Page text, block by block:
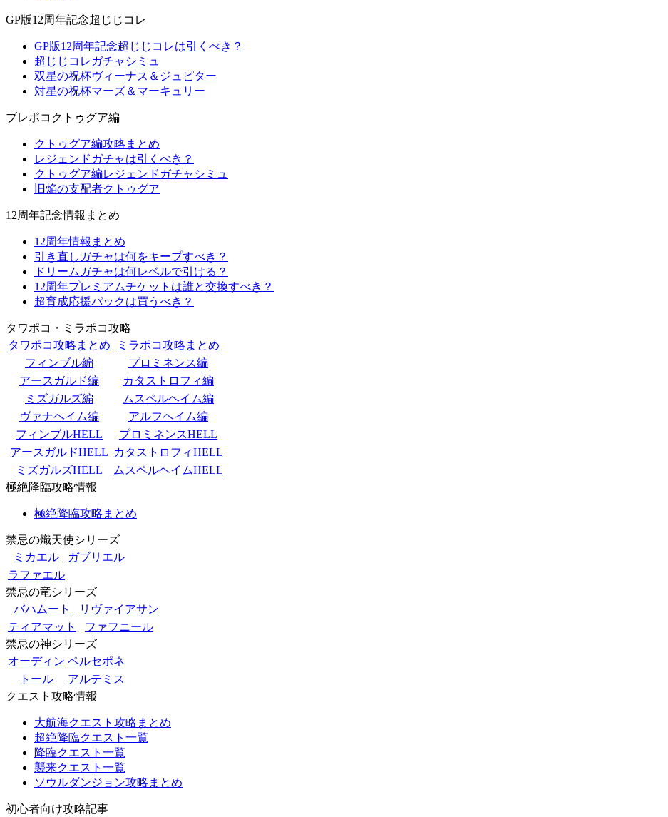
GP版12周年記念超じじコレ
GP版12周年記念超じじコレは引くべき？
超じじコレガチャシミュ
双星の祝杯ヴィーナス＆ジュピター
対星の祝杯マーズ＆マーキュリー
ブレポコクトゥグア編
クトゥグア編攻略まとめ
レジェンドガチャは引くべき？
クトゥグア編レジェンドガチャシミュ
旧焔の支配者クトゥグア
12周年記念情報まとめ
12周年情報まとめ
引き直しガチャは何をキープすべき？
ドリームガチャは何レベルで引ける？
12周年プレミアムチケットは誰と交換すべき？
超育成応援パックは買うべき？
タワポコ・ミラポコ攻略
タワポコ攻略まとめ
ミラポコ攻略まとめ
フィンブル編
プロミネンス編
アースガルド編
カタストロフィ編
ミズガルズ編
ムスペルヘイム編
ヴァナヘイム編
アルフヘイム編
フィンブルHELL
プロミネンスHELL
アースガルドHELL カタストロフィHELL
ミズガルズHELL
ムスペルヘイムHELL
極絶降臨攻略情報
極絶降臨攻略まとめ
禁忌の熾天使シリーズ
ミカエル
ガブリエル
ラファエル
禁忌の竜シリーズ
バハムート
リヴァイアサン
ティアマット
ファフニール
禁忌の神シリーズ
オーディン ペルセポネ
トール
アルテミス
クエスト攻略情報
大航海クエスト攻略まとめ
超絶降臨クエスト一覧
降臨クエスト一覧
襲来クエスト一覧
ソウルダンジョン攻略まとめ
初心者向け攻略記事